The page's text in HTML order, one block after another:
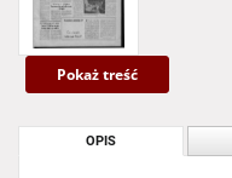
Pokaż treść
OPIS